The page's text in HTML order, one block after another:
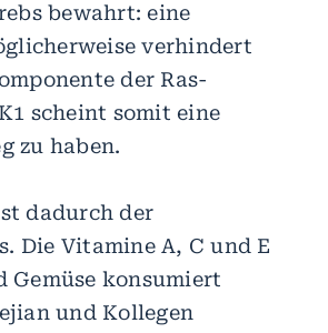
bewahrt: eine
verhindert
der Ras-
scheint somit eine
zu haben.
dadurch der
Die Vitamine A, C und E
Gemüse konsumiert
und Kollegen